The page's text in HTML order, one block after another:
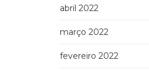
abril 2022
março 2022
fevereiro 2022